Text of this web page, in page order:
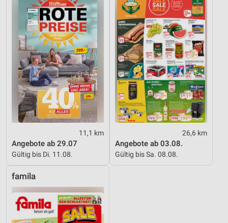
11,1 km
Angebote ab 29.07
Gültig bis Di. 11.08.
26,6 km
Angebote ab 03.08.
Gültig bis Sa. 08.08.
famila